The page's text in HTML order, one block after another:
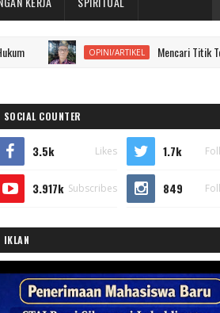
OPINI/ARTIKEL Mencari Titik Temu Nilai
SOCIAL COUNTER
3.5k Likes 1.7k
3.917k Subscribes 849
IKLAN